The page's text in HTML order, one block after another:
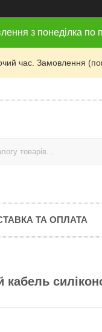
з понеділка по
час. Замовлення
ТА ОПЛАТА
кабель